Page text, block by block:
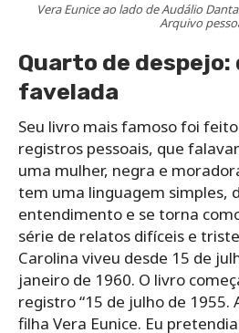
Vera Eunice ao lado de Audálio
Arquivo
Quarto de despejo:
favelada
Seu livro mais famoso foi
registros pessoais, que
uma mulher, negra e
tem uma linguagem simples,
entendimento e se torna
série de relatos difíceis e
Carolina viveu desde 15 de
janeiro de 1960. O livro
registro “15 de julho de 1955.
filha Vera Eunice. Eu